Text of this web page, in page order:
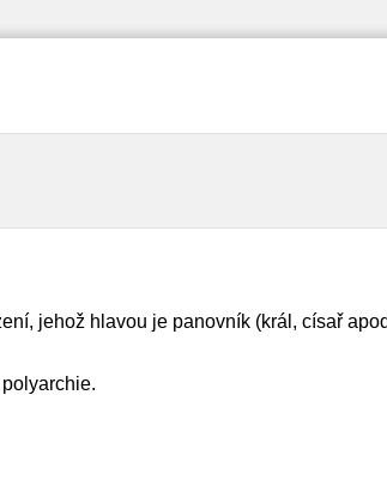
jehož hlavou je panovník (král, císař